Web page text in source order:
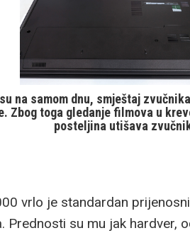
na samom dnu, smještaj
Zbog toga gledanje filmova u
posteljina utišava
vrlo je standardan
Prednosti su mu jak hardver,